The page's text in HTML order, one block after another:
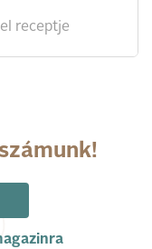
receptje